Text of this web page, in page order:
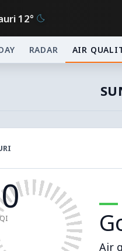
12°
RADAR AIR
Air